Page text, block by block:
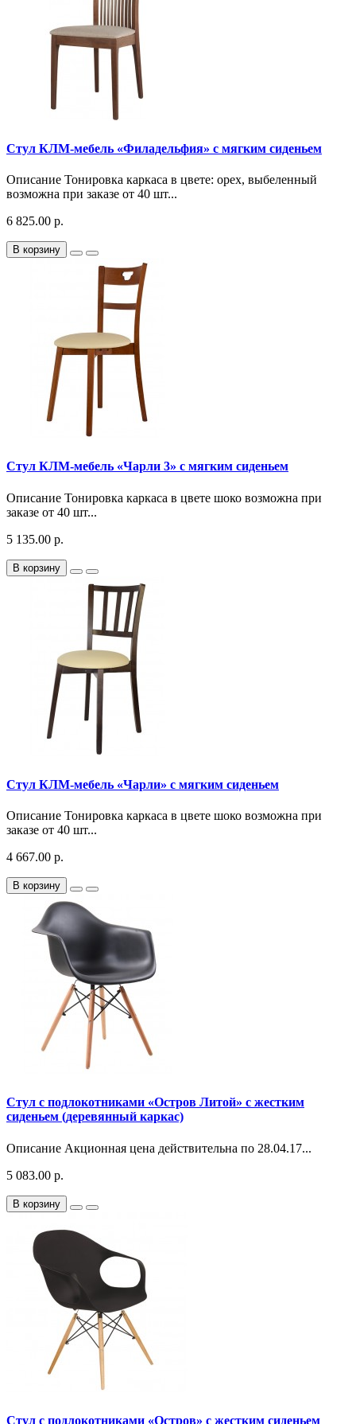
Стул КЛМ-мебель «Филадельфия» с мягким сиденьем
Описание Тонировка каркаса в цвете: орех, выбеленный
возможна при заказе от 40 шт...
6 825.00 р.
В корзину
Стул КЛМ-мебель «Чарли 3» с мягким сиденьем
Описание Тонировка каркаса в цвете шоко возможна при
заказе от 40 шт...
5 135.00 р.
В корзину
Стул КЛМ-мебель «Чарли» с мягким сиденьем
Описание Тонировка каркаса в цвете шоко возможна при
заказе от 40 шт...
4 667.00 р.
В корзину
Стул с подлокотниками «Остров Литой» с жестким
сиденьем (деревянный каркас)
Описание Акционная цена действительна по 28.04.17...
5 083.00 р.
В корзину
Стул с подлокотниками «Остров» с жестким сиденьем